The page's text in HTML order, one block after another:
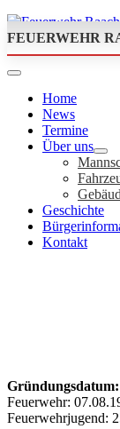
FEUERWEHR
Home
News
Termine
Über uns
Geschichte
Kontakt
Gründungsdatum:
Feuerwehr:
Feuerwehrjugend: